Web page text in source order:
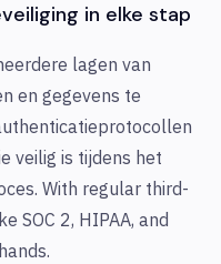
in elke stap
lagen van
en gegevens te
veilig is tijdens het
With regular third-
SOC 2, HIPAA, and